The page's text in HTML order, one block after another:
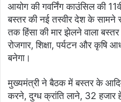
आयोग की गवर्निंग काउंसिल की
बस्तर की नई तस्वीर देश के सामने
तक हिंसा की मार झेलने वाला
रोजगार, शिक्षा, पर्यटन और कृषि
बनेगा।
मुख्यमंत्री ने बैठक में बस्तर के
करने, दुग्ध क्रांति लाने, 32 हजार